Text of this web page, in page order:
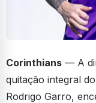
Corinthians — A
quitação integral
Rodrigo Garro,